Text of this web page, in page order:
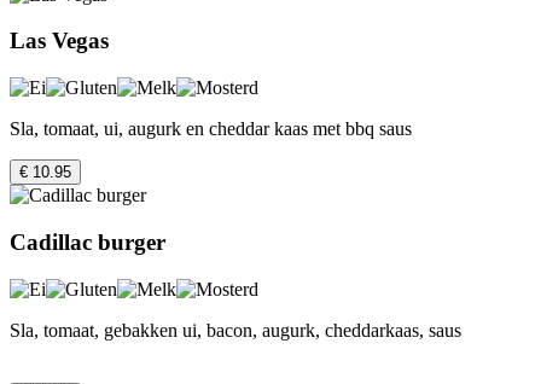
Las Vegas
Sla, tomaat, ui, augurk en cheddar kaas met bbq saus
€ 10.95
Cadillac burger
Sla, tomaat, gebakken ui, bacon, augurk, cheddarkaas, saus